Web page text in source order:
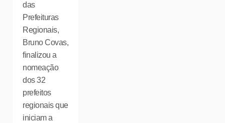
das
Prefeituras
Regionais,
Bruno Covas,
finalizou a
nomeação
dos 32
prefeitos
regionais que
iniciam a